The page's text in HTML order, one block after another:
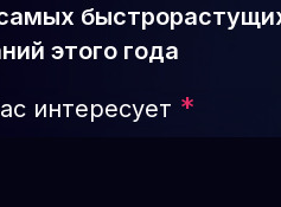
этого года
интересует *